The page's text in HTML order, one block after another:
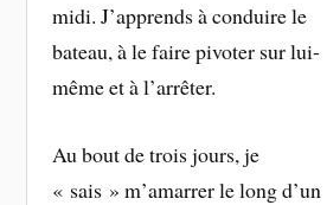
midi. J’apprends à conduire le
bateau, à le faire pivoter sur lui-
même et à l’arrêter.
Au bout de trois jours, je
« sais » m’amarrer le long d’un